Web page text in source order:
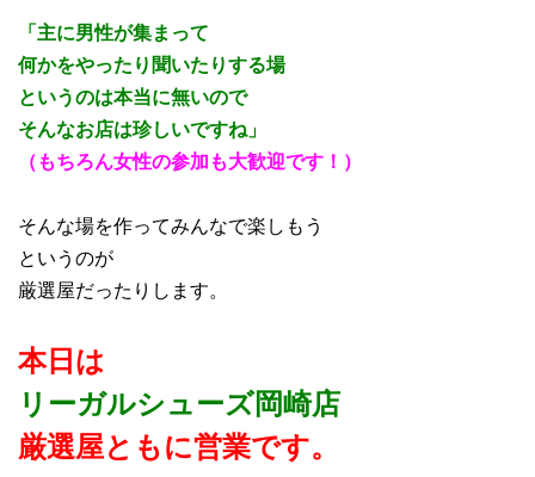
「主に男性が集まって
何かをやったり聞いたりする場
というのは本当に無いので
そんなお店は珍しいですね」
（もちろん女性の参加も大歓迎です！）
そんな場を作ってみんなで楽しもう
というのが
厳選屋だったりします。
本日は
リーガルシューズ岡崎店
厳選屋ともに営業です。